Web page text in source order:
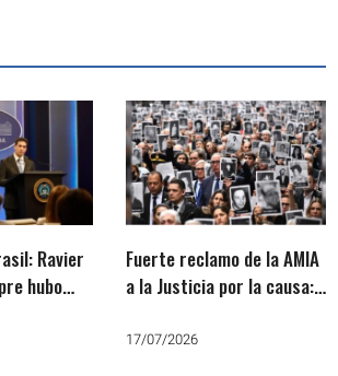
Ravier
hubo
la Justicia
Fuerte reclamo de la AMIA
a la Justicia por la causa:
adormecida o cajoneada”
17/07/2026